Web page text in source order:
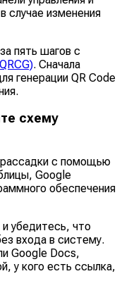
случае изменения
пять шагов с
. Сначала
генерации QR Code
схему
с помощью
Google
обеспечения
убедитесь, что
входа в систему.
Google Docs,
у кого есть ссылка,